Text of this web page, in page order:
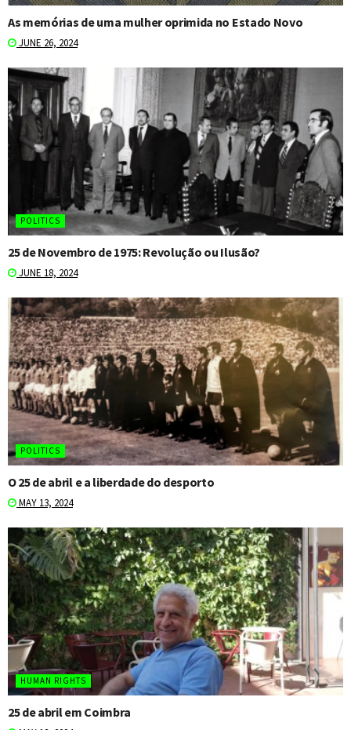
As memórias de uma mulher oprimida no Estado Novo
JUNE 26, 2024
POLITICS
25 de Novembro de 1975: Revolução ou Ilusão?
JUNE 18, 2024
POLITICS
O 25 de abril e a liberdade do desporto
MAY 13, 2024
HUMAN RIGHTS
25 de abril em Coimbra